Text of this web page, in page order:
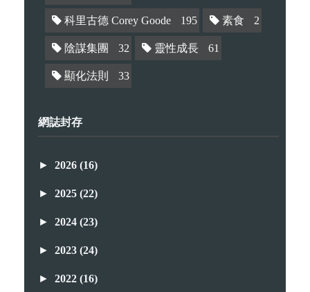
科里古德 Corey Goode 195 素食 2
陰謀集團 32 靈性成長 61
顯化法則 33
網誌封存
► 2026 (16)
► 2025 (22)
► 2024 (23)
► 2023 (24)
► 2022 (16)